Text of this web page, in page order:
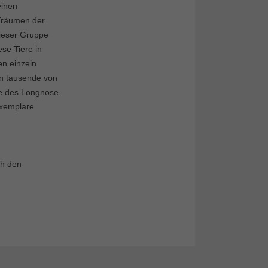
der
Gruppe
Tiere in
einzeln
tausende von
des Longnose
den